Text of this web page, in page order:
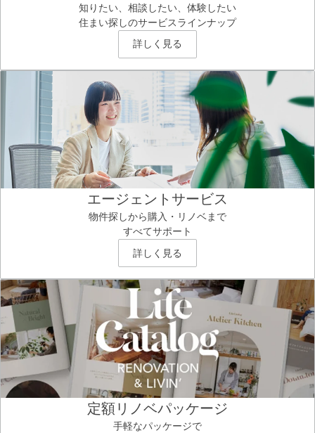
知りたい、相談したい、体験したい
住まい探しのサービスラインナップ
詳しく見る
エージェントサービス
物件探しから購入・リノベまで
すべてサポート
詳しく見る
定額リノベパッケージ
手軽なパッケージで